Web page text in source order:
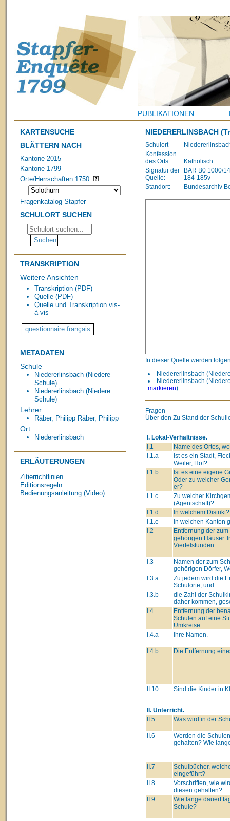
PUBLIKATIONEN
KARTENSUCHE
BLÄTTERN NACH
Kantone 2015
Kantone 1799
Orte/Herrschaften 1750
Fragenkatalog Stapfer
SCHULORT SUCHEN
TRANSKRIPTION
Weitere Ansichten
Transkription (PDF)
Quelle (PDF)
Quelle und Transkription vis-
à-vis
METADATEN
Schule
Niedererlinsbach (Niedere
Schule)
Niedererlinsbach (Niedere
Schule)
Lehrer
Räber, Philipp Räber, Philipp
Ort
Niedererlinsbach
ERLÄUTERUNGEN
Zitierrichtlinien
Editionsregeln
Bedienungsanleitung (Video)
NIEDERERLINSBACH
Schulort
Konfession
des Orts:
Katholisch
Signatur der
Quelle:
BAR B0 1000/
184-185v
Standort:
Bundesarchiv
In dieser Quelle werden
Niedererlinsbach
Niedererlinsbach
markieren)
Fragen
Über den Zu Stand der
I. Lokal-Verhältnisse.
I.1
Name des Ortes,
I.1.a
Ist es ein Stadt,
Weiler, Hof?
I.1.b
Ist es eine eigene
Oder zu welcher
er?
I.1.c
Zu welcher
(Agentschaft)?
I.1.d
In welchem Distrikt?
I.1.e
In welchen Kanton
I.2
Entfernung der
gehörigen Häuser.
Viertelstunden.
I.3
Namen der zum
gehörigen Dörfer,
I.3.a
Zu jedem wird die
Schulorte, und
I.3.b
die Zahl der
daher kommen,
I.4
Entfernung der
Schulen auf eine
Umkreise.
I.4.a
Ihre Namen.
I.4.b Die Entfernung
II.10 Sind die Kinder in
II. Unterricht.
II.5
Was wird in der
II.6
Werden die
gehalten? Wie
II.7
Schulbücher,
eingeführt?
II.8
Vorschriften, wie
diesen gehalten?
II.9
Wie lange dauert
Schule?